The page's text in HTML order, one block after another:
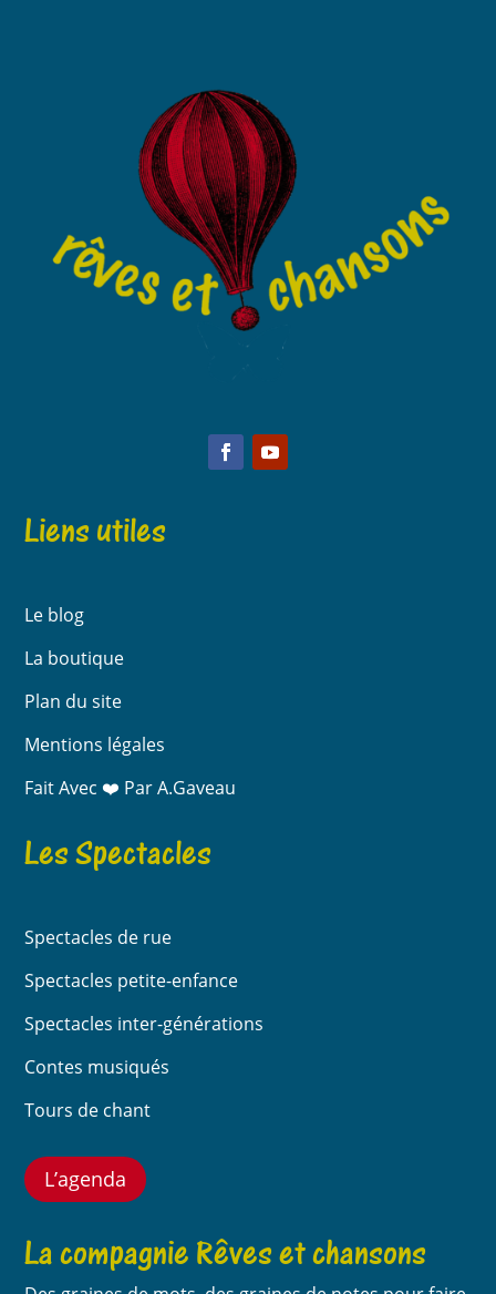
Liens utiles
Le blog
La boutique
Plan du site
Mentions légales
Fait Avec ❤️ Par A.Gaveau
Les Spectacles
Spectacles de rue
Spectacles petite-enfance
Spectacles inter-générations
Contes musiqués
Tours de chant
L’agenda
La compagnie Rêves et chansons